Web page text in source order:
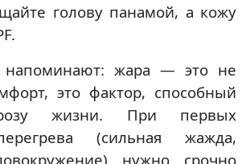
голову панамой, а кожу
напоминают: жара — это не
это фактор, способный
жизни. При первых
(сильная жажда,
нужно срочно